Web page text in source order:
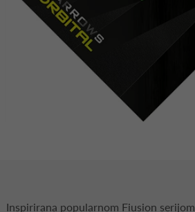
Inspirirana popularnom Fiusion serijom